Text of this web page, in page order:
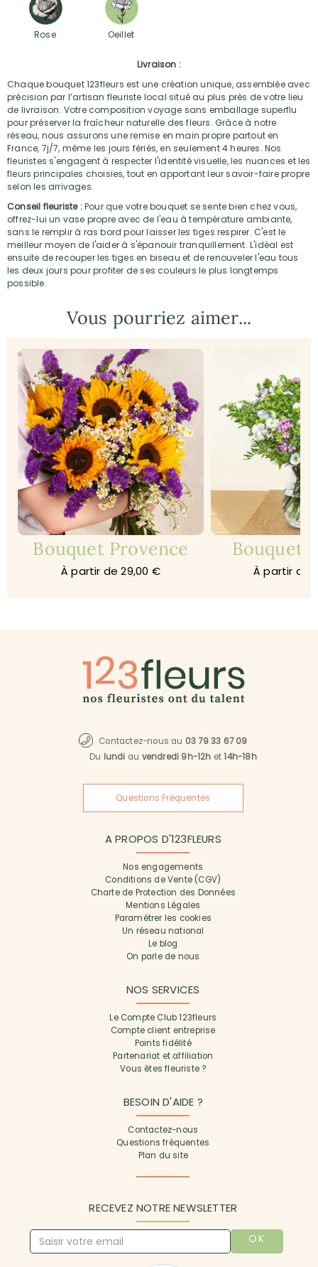
Rose Oeillet
Livraison :
Chaque bouquet 123fleurs est une création unique, assemblée avec
précision par l’artisan fleuriste local situé au plus près de votre lieu
de livraison. Votre composition voyage sans emballage superflu
pour préserver la fraîcheur naturelle des fleurs. Grâce à notre
réseau, nous assurons une remise en main propre partout en
France, 7j/7, même les jours fériés, en seulement 4 heures. Nos
fleuristes s'engagent à respecter l'identité visuelle, les nuances et les
fleurs principales choisies, tout en apportant leur savoir-faire propre
selon les arrivages.
Conseil fleuriste :Pour que votre bouquet se sente bien chez vous,
offrez-lui un vase propre avec de l'eau à température ambiante,
sans le remplir à ras bord pour laisser les tiges respirer. C'est le
meilleur moyen de l'aider à s'épanouir tranquillement. L'idéal est
ensuite de recouper les tiges en biseau et de renouveler l'eau tous
les deux jours pour profiter de ses couleurs le plus longtemps
possible.
Vous pourriez aimer...
Bouquet Provence
À partir de 29,00 €
Bouquet
À partir de
Contactez-nous au 03 79 33 67 09
Du lundi au vendredi 9h-12h et14h-18h
Questions Fréquentes
A PROPOS D'123FLEURS
Nos engagements
Conditions de Vente (CGV)
Charte de Protection des Données
Mentions Légales
Paramétrer les cookies
Un réseau national
Le blog
On parle de nous
NOS SERVICES
Le Compte Club 123fleurs
Compte client entreprise
Points fidélité
Partenariat et affiliation
Vous êtes fleuriste ?
BESOIN D'AIDE ?
Contactez-nous
Questions fréquentes
Plan du site
RECEVEZ NOTRE NEWSLETTER
OK